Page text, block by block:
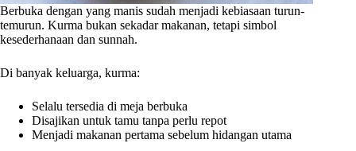
Berbuka dengan yang manis sudah menjadi kebiasaan turun-
temurun. Kurma bukan sekadar makanan, tetapi simbol
kesederhanaan dan sunnah.
Di banyak keluarga, kurma:
Selalu tersedia di meja berbuka
Disajikan untuk tamu tanpa perlu repot
Menjadi makanan pertama sebelum hidangan utama